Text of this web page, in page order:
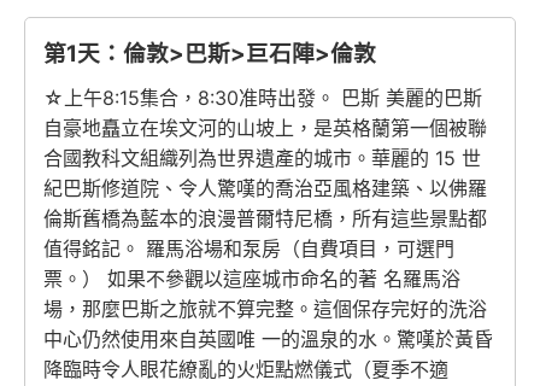
第1天：倫敦>巴斯>巨石陣>倫敦
☆上午8:15集合，8:30准時出發。 巴斯 美麗的巴斯
自豪地矗立在埃文河的山坡上，是英格蘭第一個被聯
合國教科文組織列為世界遺產的城市。華麗的 15 世
紀巴斯修道院、令人驚嘆的喬治亞風格建築、以佛羅
倫斯舊橋為藍本的浪漫普爾特尼橋，所有這些景點都
值得銘記。 羅馬浴場和泵房（自費項目，可選門
票。） 如果不參觀以這座城市命名的著 名羅馬浴
場，那麼巴斯之旅就不算完整。這個保存完好的洗浴
中心仍然使用來自英國唯 一的溫泉的水。驚嘆於黃昏
降臨時令人眼花繚亂的火炬點燃儀式（夏季不適